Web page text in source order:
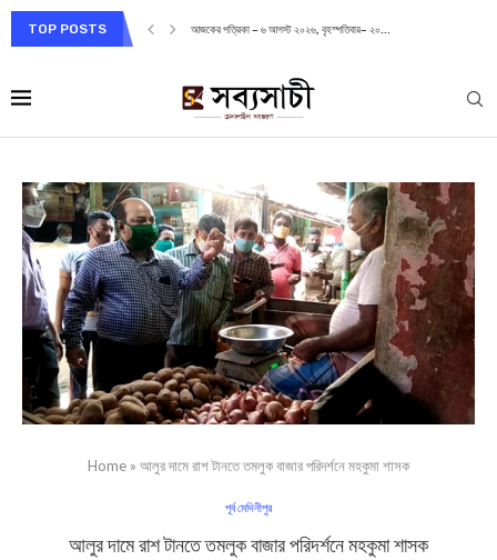
TOP POSTS আজকের পত্রিকা – ৬ আগস্ট ২০২৬, বৃহস্পতিবার– ২০...
Home » আলুর দামে রাশ টানতে তমলুক বাজার পরিদর্শনে মহকুমা শাসক
পূর্ব মেদিনীপুর
আলুর দামে রাশ টানতে তমলুক বাজার পরিদর্শনে মহকুমা শাসক